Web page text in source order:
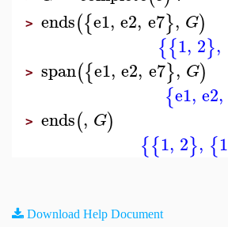
> ends({e1, e2, e7}, G)
{{1, 2},
> span({e1, e2, e7}, G)
{e1, e2,
> ends(, G)
{{1, 2}, {1
Download Help Document